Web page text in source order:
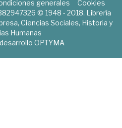
generales
Cookies
© 1948 - 2018. Librería
Ciencias Sociales, Historia y
Humanas
OPTYMA